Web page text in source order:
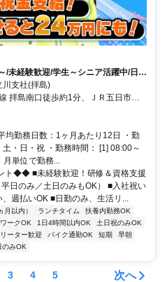
/未経験歓迎/学生～シニア活躍中/日払
支社(拝島)
拝島南口徒歩約1分、ＪＲ五日市線/
Ｒ青梅線/ＪＲ五日市線 昭島南口徒歩
川市曙町１丁目１５－１ 谷ビル６
均勤務日数：1ヶ月あたり12日 ・勤
・日・祝 ・勤務時間： [1] 08:00～
単位で勤務...
◆◆ ■未経験歓迎！研修＆資格支援
日のみ／土日のみもOK） ■入社祝い
週払いOK ■日勤のみ、生活リ...
月以内） ランチタイム
扶養内勤務OK
ークOK 1日4時間以内OK
土日祝のみOK
ーター歓迎 バイク通勤OK 短期
早朝
のみOK
3 4 5 次へ